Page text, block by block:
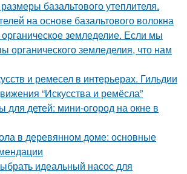
базальтового утеплителя.
на основе базальтового волокна
земледелие. Если мы
органического земледелия, что нам
и ремесел в интерьерах. Гильдии
“Искусства и ремёсла”
для детей: мини-огород на окне в
в деревянном доме: основные
идеальный насос для